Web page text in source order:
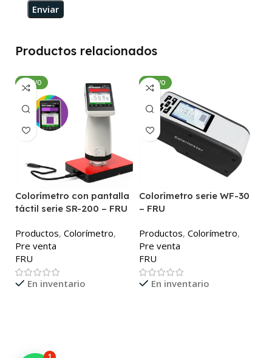
Productos relacionados
NUEVO
Colorímetro con pantalla
táctil serie SR-200 – FRU
Productos, Colorímetro,
Pre venta
FRU
En inventario
NUEVO
Colorímetro serie WF-30
– FRU
Productos, Colorímetro,
Pre venta
FRU
En inventario